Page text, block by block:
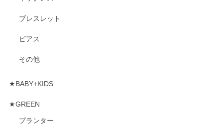
ブレスレット
ピアス
その他
★BABY+KIDS
★GREEN
プランター